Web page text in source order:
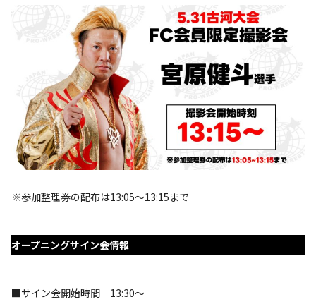
※参加整理券の配布は13:05～13:15まで
オープニングサイン会情報
■サイン会開始時間 13:30～